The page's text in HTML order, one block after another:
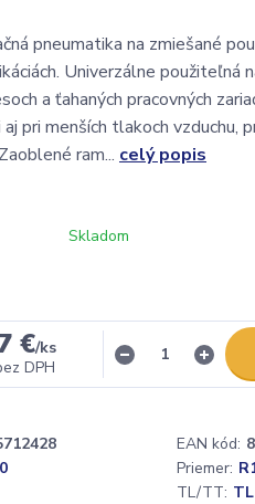
pneumatika na zmiešané
Univerzálne použiteľná
a ťahaných pracovných
pri menších tlakoch vzduchu,
ram... celý popis
Skladom
€/ks
DPH
EAN kód:
Priemer:
TL/TT: TL